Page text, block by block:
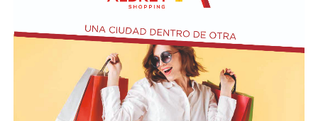
En relación al Ciclo Mes de la Niñez, este viernes 7 de
agosto a las 17:30 se presentarán “Los cuentos de
Charo” y la narración de poesías populares infantiles a
cargo de María del Rosario Gerez Martínez.